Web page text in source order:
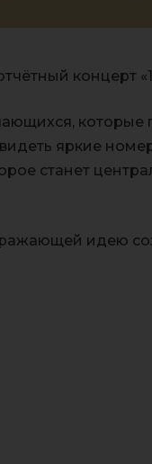
концерт
которые
яркие
станет
идею